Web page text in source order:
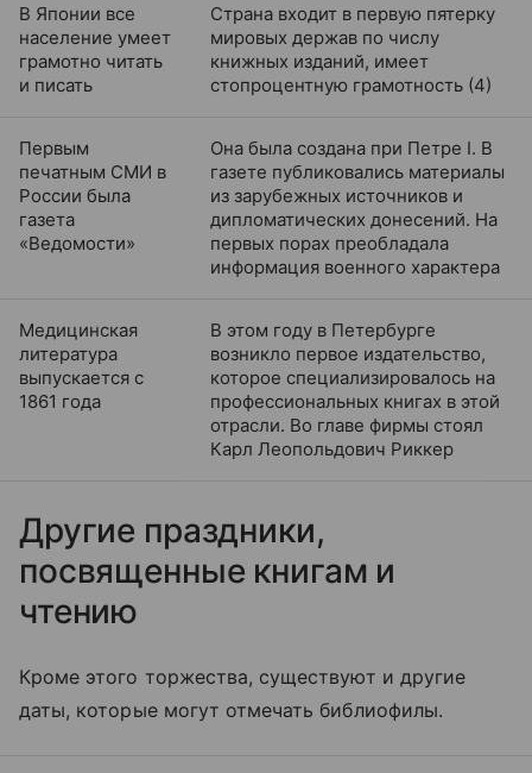
В Японии все
население умеет
грамотно читать
и писать
Страна входит в первую пятерку
мировых держав по числу
книжных изданий, имеет
стопроцентную грамотность (4)
Первым
печатным СМИ в
России была
газета
«Ведомости»
Она была создана при Петре I. В
газете публиковались материалы
из зарубежных источников и
дипломатических донесений. На
первых порах преобладала
информация военного характера
Медицинская
литература
выпускается с
1861 года
В этом году в Петербурге
возникло первое издательство,
которое специализировалось на
профессиональных книгах в этой
отрасли. Во главе фирмы стоял
Карл Леопольдович Риккер
Другие праздники,
посвященные книгам и
чтению
Кроме этого торжества, существуют и другие
даты, которые могут отмечать библиофилы.